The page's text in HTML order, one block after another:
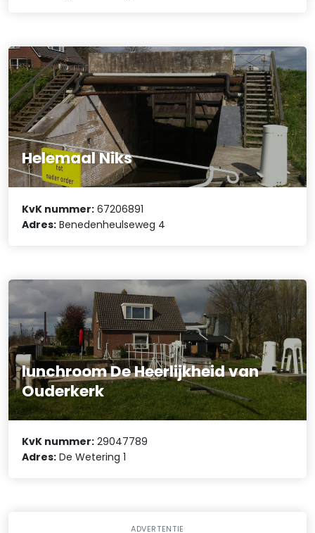
Helemaal Niks
KvK nummer: 67206891
Adres: Benedenheulseweg 4
lunchroom De Heerlijkheid van
Ouderkerk
KvK nummer: 29047789
Adres: De Wetering 1
ADVERTENTIE